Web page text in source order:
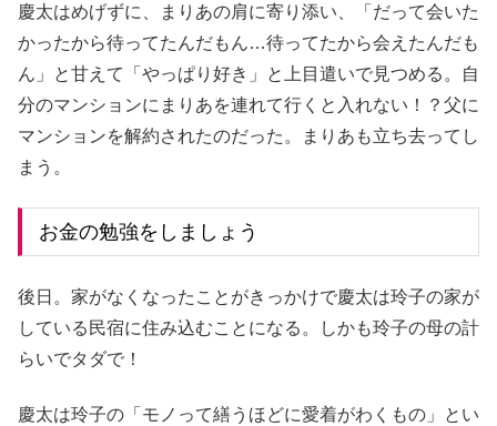
慶太はめげずに、まりあの肩に寄り添い、「だって会いた
かったから待ってたんだもん…待ってたから会えたんだも
ん」と甘えて「やっぱり好き」と上目遣いで見つめる。自
分のマンションにまりあを連れて行くと入れない！？父に
マンションを解約されたのだった。まりあも立ち去ってし
まう。
お金の勉強をしましょう
後日。家がなくなったことがきっかけで慶太は玲子の家が
している民宿に住み込むことになる。しかも玲子の母の計
らいでタダで！
慶太は玲子の「モノって繕うほどに愛着がわくもの」とい